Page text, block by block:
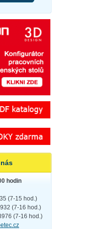
hodin
(7-15 hod.)
(7-16 hod.)
(7-16 hod.)